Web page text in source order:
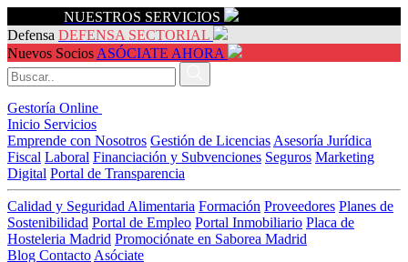
NUESTROS SERVICIOS
Defensa DEFENSA SECTORIAL
Nuevos Socios ASÓCIATE AHORA
Gestoría Online
Inicio Servicios
Emprende con Nosotros Gestión de Licencias Asesoría Jurídica
Fiscal Laboral Financiación y Subvenciones Seguros Marketing
Digital Portal de Transparencia
Calidad y Seguridad Alimentaria Formación Proveedores Planes de
Sostenibilidad Portal de Empleo Portal Inmobiliario Placa de
Hosteleria Madrid Promociónate en Saborea Madrid
Blog Contacto Asóciate